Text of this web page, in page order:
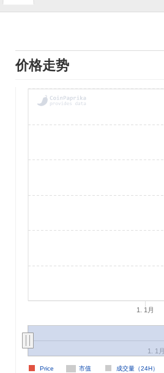
价格走势
1. 1月
市值 成交量（24H）
Price
1. 1月